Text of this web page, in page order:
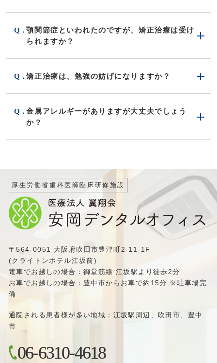
顎関節症といわれたのですが、矯正治療は受け
られますか？
矯正治療は、勉強の妨げになりますか？
金属アレルギーがありますが大丈夫でしょう
か？
厚生労働省歯科医師臨床研修施設
〒564-0051 大阪府吹田市豊津町2-11-1F
(クライトンホテル江坂前)
電車でお越しの場合：御堂筋線 江坂駅より徒歩2分
お車でお越しの場合：豊中市からお車で約15分 ※駐車場完
備
通院される患者様が多い地域：江坂駅周辺、吹田市、豊中
市
06-6310-4618